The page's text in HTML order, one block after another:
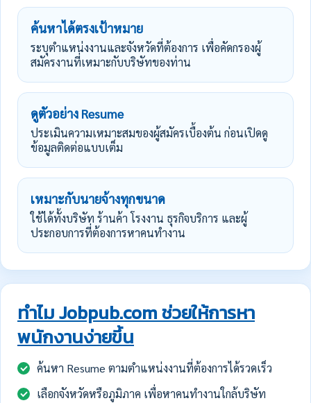
ค้นหาได้ตรงเป้าหมาย
ระบุตำแหน่งงานและจังหวัดที่ต้องการ เพื่อคัดกรองผู้
สมัครงานที่เหมาะกับบริษัทของท่าน
ดูตัวอย่าง Resume
ประเมินความเหมาะสมของผู้สมัครเบื้องต้น ก่อนเปิดดู
ข้อมูลติดต่อแบบเต็ม
เหมาะกับนายจ้างทุกขนาด
ใช้ได้ทั้งบริษัท ร้านค้า โรงงาน ธุรกิจบริการ และผู้
ประกอบการที่ต้องการหาคนทำงาน
ทำไม Jobpub.com ช่วยให้การหา
พนักงานง่ายขึ้น
ค้นหา Resume ตามตำแหน่งงานที่ต้องการได้รวดเร็ว
เลือกจังหวัดหรือภูมิภาค เพื่อหาคนทำงานใกล้บริษัท